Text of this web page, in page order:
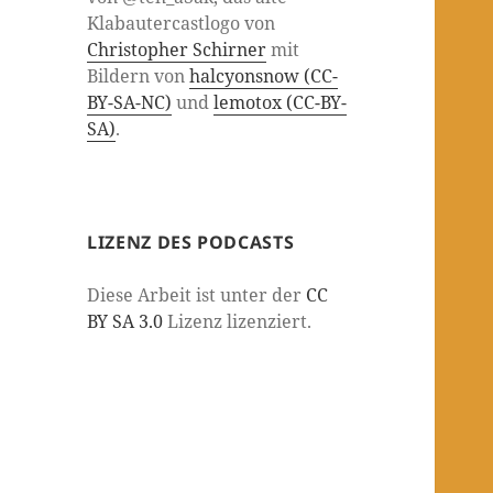
Klabautercastlogo von
Christopher Schirnermit
Bildern vonhalcyonsnow (CC-
BY-SA-NC) undlemotox (CC-BY-
SA).
LIZENZ DES PODCASTS
Diese Arbeit ist unter der CC
BY SA 3.0Lizenz lizenziert.